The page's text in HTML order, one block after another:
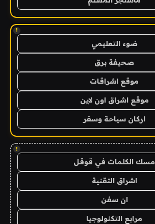
!
ضوء التعليمي
صحيفة برق
موقع اشراقات
موقع اشراق اون لاين
اركان سياحة وسفر
!
مسك الكلمات في قوقل
اشراق التقنية
ان سفن
مرابع التكنولوجيا